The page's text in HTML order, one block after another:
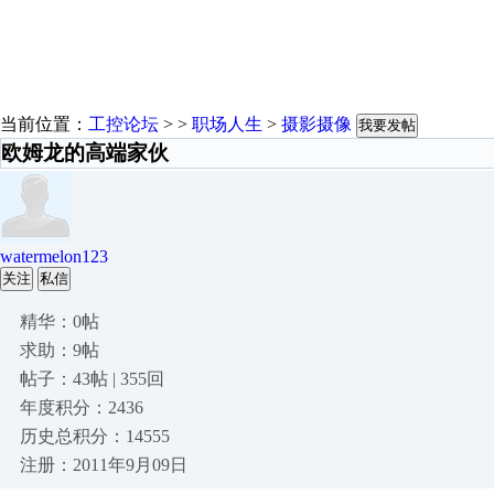
当前位置： 工控论坛 > > 职场人生 > 摄影摄像 我要发帖
欧姆龙的高端家伙
watermelon123
关注 私信
精华：0帖
求助：9帖
帖子：43帖 | 355回
年度积分：2436
历史总积分：14555
注册：2011年9月09日